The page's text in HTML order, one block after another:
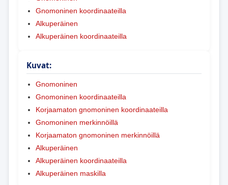
Gnomoninen koordinaateilla
Alkuperäinen
Alkuperäinen koordinaateilla
Kuvat:
Gnomoninen
Gnomoninen koordinaateilla
Korjaamaton gnomoninen koordinaateilla
Gnomoninen merkinnöillä
Korjaamaton gnomoninen merkinnöillä
Alkuperäinen
Alkuperäinen koordinaateilla
Alkuperäinen maskilla